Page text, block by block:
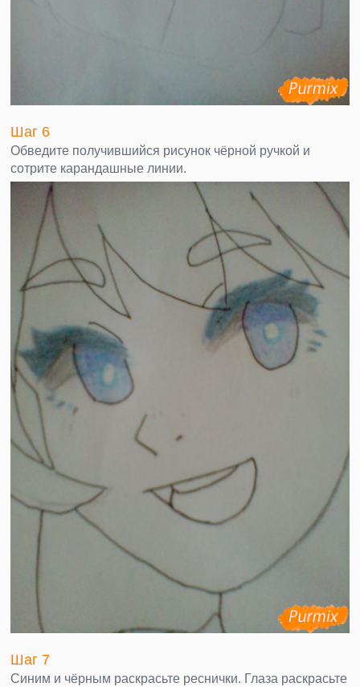
Шаг 6
Обведите получившийся рисунок чёрной ручкой и
сотрите карандашные линии.
Шаг 7
Синим и чёрным раскрасьте реснички. Глаза раскрасьте